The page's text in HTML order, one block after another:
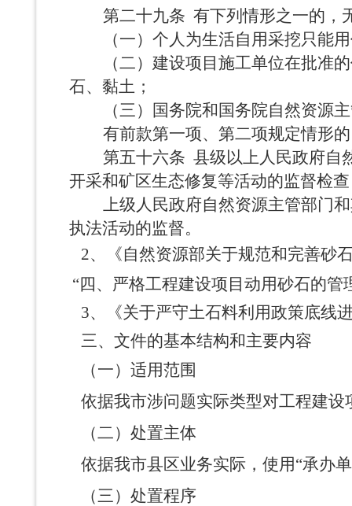
第二十九条 有下列情形之一的，
（一）个人为生活自用采挖只能
（二）建设项目施工单位在批准
石、黏土；
（三）国务院和国务院自然资源
有前款第一项、第二项规定情形
第五十六条 县级以上人民政府自
开采和矿区生态修复等活动的监督检
上级人民政府自然资源主管部门
执法活动的监督。
2、
《自然资源部关于规范和完善砂
“四、严格工程建设项目动用砂石的管
3、《关于严守土石料利用政策底线
三、文件的基本结构和主要内容
（一）适用范围
依据我市涉问题实际类型对工程建
（二） 处置主体
依据我市县区业务实际，使用“承办
（三）处置程序